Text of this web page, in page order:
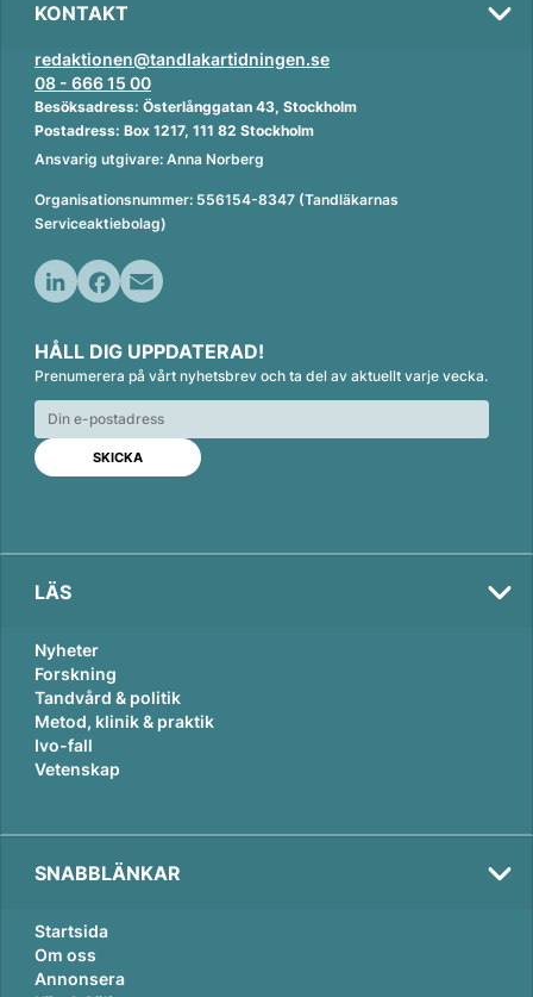
KONTAKT
redaktionen@tandlakartidningen.se
08 - 666 15 00
Besöksadress: Österlånggatan 43, Stockholm
Postadress: Box 1217, 111 82 Stockholm
Ansvarig utgivare: Anna Norberg
Organisationsnummer: 556154-8347 (Tandläkarnas
Serviceaktiebolag)
n
k
e
d
n
c
e
b
o
o
k
a
i
l
HÅLL DIG UPPDATERAD!
Prenumerera på vårt nyhetsbrev och ta del av aktuellt varje vecka.
LÄS
Nyheter
Forskning
Tandvård & politik
Metod, klinik & praktik
Ivo-fall
Vetenskap
SNABBLÄNKAR
Startsida
Om oss
Annonsera